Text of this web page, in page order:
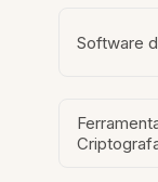
Software